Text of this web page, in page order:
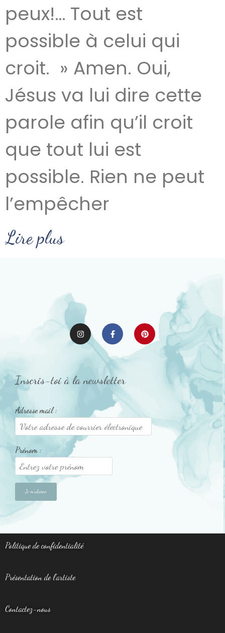
peux!… Tout est
possible à celui qui
croit. » Amen. Oui,
Jésus va lui dire cette
parole afin qu’il croit
que tout lui est
possible. Rien ne peut
l’empêcher
Lire plus
Inscris-toi à la newsletter
Adresse mail :
Prénom :
Politique de confidentialité
Présentation de l’artiste
Contactez-nous